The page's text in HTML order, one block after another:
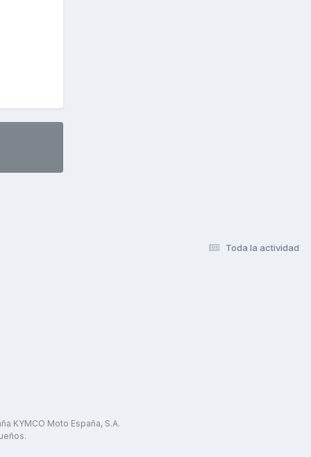
Toda la actividad
KYMCO Moto España, S.A.